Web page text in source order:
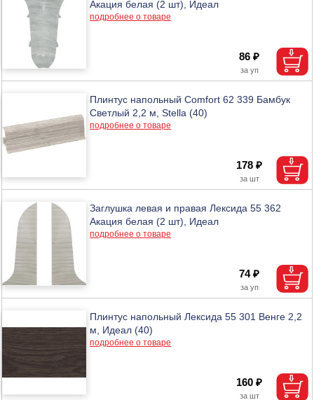
Акация белая (2 шт), Идеал
подробнее о товаре
86 ₽
Плинтус напольный Comfort 62 339 Бамбук
Светлый 2,2 м, Stella (40)
подробнее о товаре
178 ₽
Заглушка левая и правая Лексида 55 362
Акация белая (2 шт), Идеал
подробнее о товаре
74 ₽
Плинтус напольный Лексида 55 301 Венге 2,2
м, Идеал (40)
подробнее о товаре
160 ₽